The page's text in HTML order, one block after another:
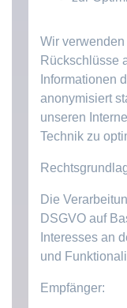
Wir
Rückschlüsse
Informationen
anonymisiert
unseren
Technik zu
Die
DSGVO auf
Interesses an
und
Empfänger: